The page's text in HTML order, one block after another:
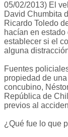
05/02/2013) El
David Chumbita
Ricardo Toledo
hacían en
establecer si el
alguna
Fuentes
propiedad de
concubino,
República de
previos al
¿Qué fue lo que